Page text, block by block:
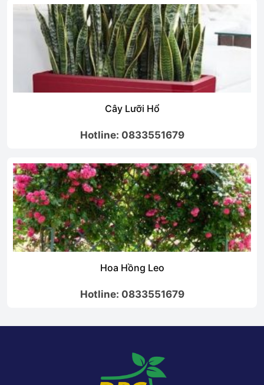
Cây Lưỡi Hổ
Hotline: 0833551679
Hoa Hồng Leo
Hotline: 0833551679